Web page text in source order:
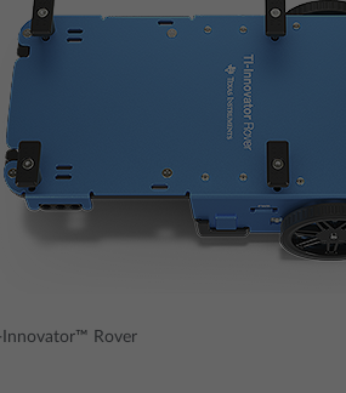
Innovator™ Rover